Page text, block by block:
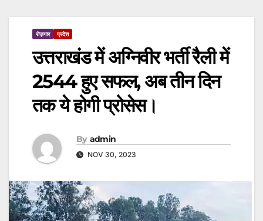
रोज़गार प्रदेश
उत्तराखंड में अग्निवीर भर्ती रैली में
2544 हुए सफल, अब तीन दिन
तक ये होगी प्रोसेस।
By admin
NOV 30, 2023